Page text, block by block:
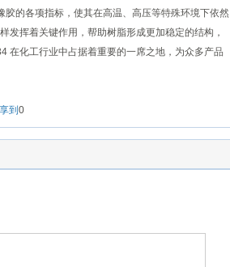
的各项指标，使其在高温、高压等特殊环境下依然
发挥着关键作用，帮助树脂形成更加稳定的结构，
在化工行业中占据着重要的一席之地，为众多产品
到 0